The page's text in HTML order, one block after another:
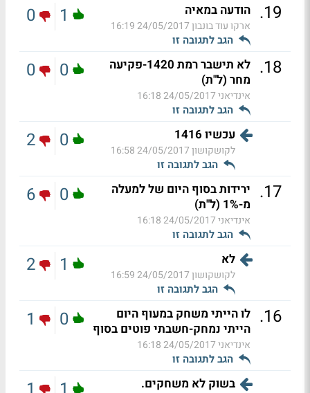
19
. הודעה במאיה
ארקו עוד בונבון24/05/2017 16:19
הגב לתגובה זו
1
0
18
.
לא תישבר רמת 1420-פקיעה
מחר (ל"ת)
אינדיאני24/05/2017 16:18
הגב לתגובה זו
0
0
עכשיו 1416
לקושקושון24/05/2017 16:58
הגב לתגובה זו
0
2
17
. ירידות בסוף היום של למעלה
מ-1% (ל"ת)
אינדיאני24/05/2017 16:18
הגב לתגובה זו
0
6
לא
לקושקושון24/05/2017 16:59
הגב לתגובה זו
1
2
16
. לו הייתי משחק במעוף היום
הייתי נמחק-חשבתי פוטים בסוף
אינדיאני24/05/2017 16:18
הגב לתגובה זו
0
1
בשוק לא משחקים.